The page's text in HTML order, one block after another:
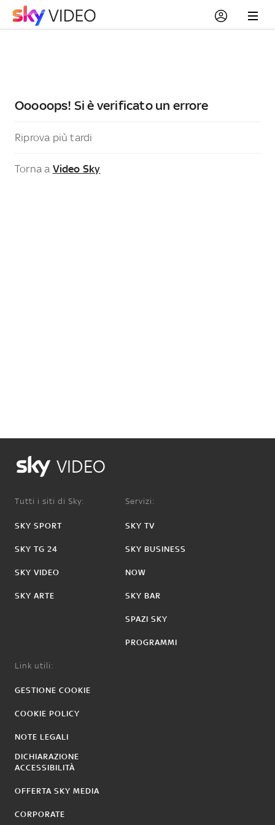
Ooooops! Si è verificato un errore
Riprova più tardi
Torna a Video Sky
VIDEO
Tutti i siti di Sky:
SKY SPORT
SKY TG 24
SKY VIDEO
SKY ARTE
Servizi:
SKY TV
SKY BUSINESS
NOW
SKY BAR
SPAZI SKY
PROGRAMMI
Link utili:
GESTIONE COOKIE
COOKIE POLICY
NOTE LEGALI
DICHIARAZIONE
ACCESSIBILITÀ
OFFERTA SKY MEDIA
CORPORATE